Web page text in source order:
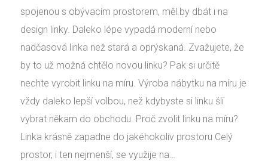
spojenou s obývacím prostorem, měl by dbát i na
design linky. Daleko lépe vypadá moderní nebo
nadčasová linka než stará a oprýskaná. Zvažujete, že
by to už možná chtělo novou linku? Pak si určitě
nechte vyrobit linku na míru. Výroba nábytku na míru je
vždy daleko lepší volbou, než kdybyste si linku šli
vybrat někam do obchodu. Proč zvolit linku na míru?
Linka krásně zapadne do jakéhokoliv prostoru Celý
prostor, i ten nejmenší, se využije na…